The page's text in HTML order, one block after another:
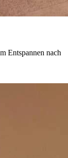
Entspannen nach